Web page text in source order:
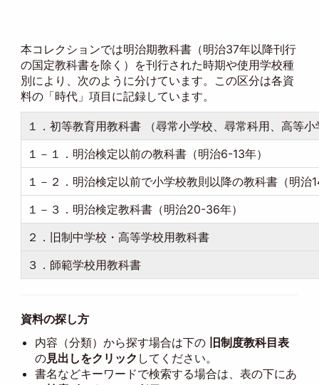
本コレクションでは明治期教科書（明治37年以降刊行
の国定教科書を除く）を刊行された時期や使用学校種
別により、次のように分けています。この区分は各資
料の「時代」項目に記録しています。
１．初等教育用教科書 （尋常小学校、尋常科用、高等
１－１．明治検定以前の教科書（明治6-13年）
１－２．明治検定以前で小学校教則以降の教科書（明治
１－３．明治検定教科書（明治20-36年）
２．旧制中学校・高等学校用教科書
３．師範学校用教科書
資料の探し方
内容（分類）から探す場合は下の 旧制度教科目表
の見出しをクリック してください。
書名などキーワードで検索する場合は、表の下にあ